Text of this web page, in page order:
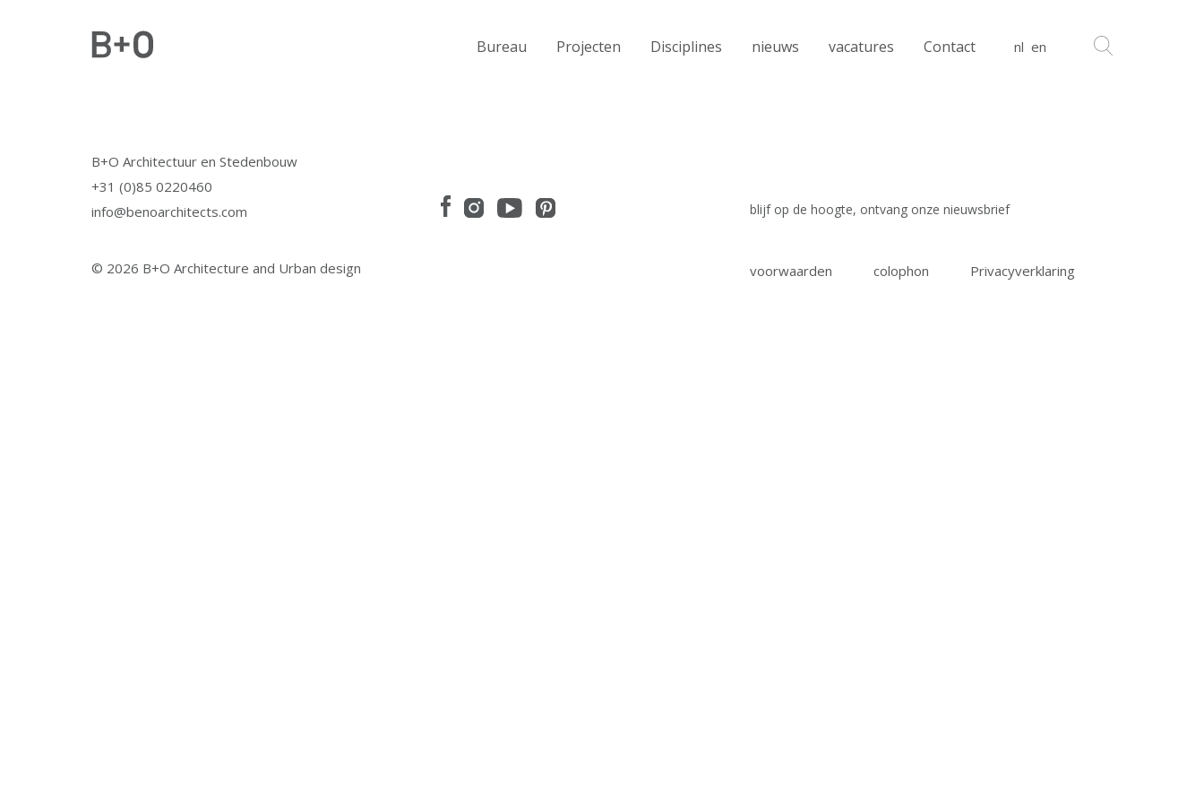
nl en
Bureau Projecten Disciplines nieuws vacatures Contact
B+O Architectuur en Stedenbouw
+31 (0)85 0220460
info@benoarchitects.com
© 2026 B+O Architecture and Urban design
blijf op de hoogte, ontvang onze nieuwsbrief
voorwaarden colophon Privacyverklaring